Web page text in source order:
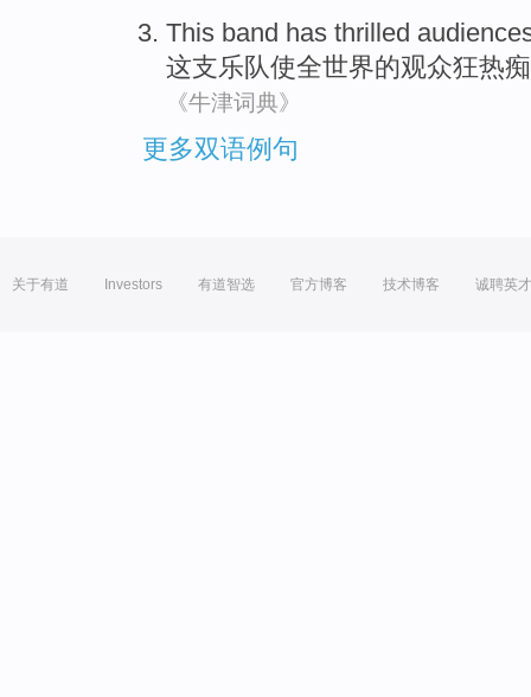
This band has thrilled
这支乐队使全世界的观众狂热
《牛津词典》
更多双语例句
关于有道 Investors 有道智选 官方博客 技术博客 诚聘英才